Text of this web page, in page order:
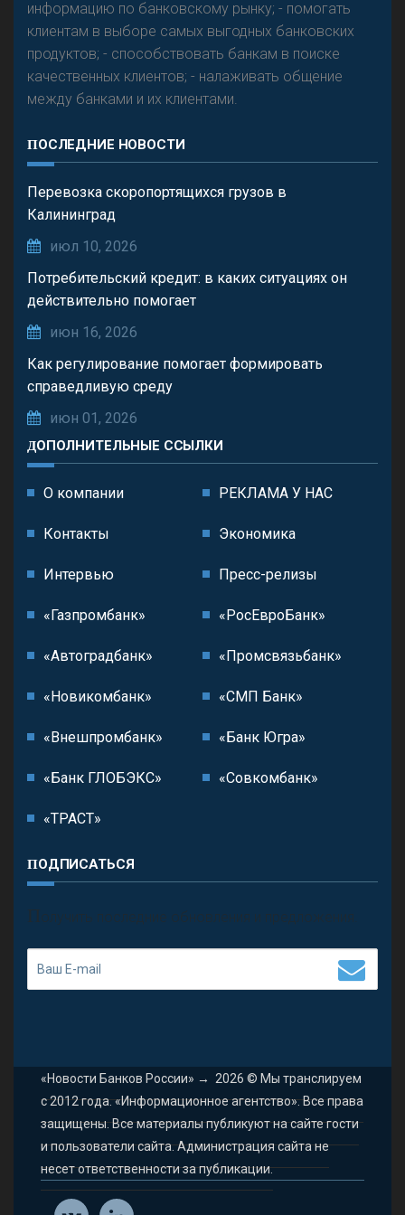
информацию по банковскому рынку; - помогать
клиентам в выборе самых выгодных банковских
продуктов; - способствовать банкам в поиске
качественных клиентов; - налаживать общение
между банками и их клиентами.
ПОСЛЕДНИЕ НОВОСТИ
Перевозка скоропортящихся грузов в
Калининград
июл 10, 2026
Потребительский кредит: в каких ситуациях он
действительно помогает
июн 16, 2026
Как регулирование помогает формировать
справедливую среду
июн 01, 2026
ДОПОЛНИТЕЛЬНЫЕ ССЫЛКИ
О компании РЕКЛАМА У НАС
Контакты Экономика
Интервью Пресс-релизы
«Газпромбанк» «РосЕвроБанк»
«Автоградбанк» «Промсвязьбанк»
«Новикомбанк» «СМП Банк»
«Внешпромбанк» «Банк Югра»
«Банк ГЛОБЭКС» «Совкомбанк»
«ТРАСТ»
ПОДПИСАТЬСЯ
П олучить последние обновления и предложения.
«Новости Банков России» → 2026 © Мы транслируем
с 2012 года. «Информационное агентство». Все права
защищены. Все материалы публикуют на сайте гости
и пользователи сайта. Администрация сайта не
несет ответственности за публикации.